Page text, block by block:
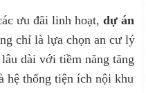
ưu đãi linh hoạt,dự án
chỉ là lựa chọn an cư lý
dài với tiềm năng tăng
hệ thống tiện ích nội khu